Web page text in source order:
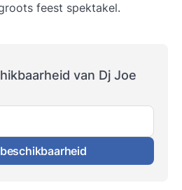
feest spektakel.
van Dj Joe